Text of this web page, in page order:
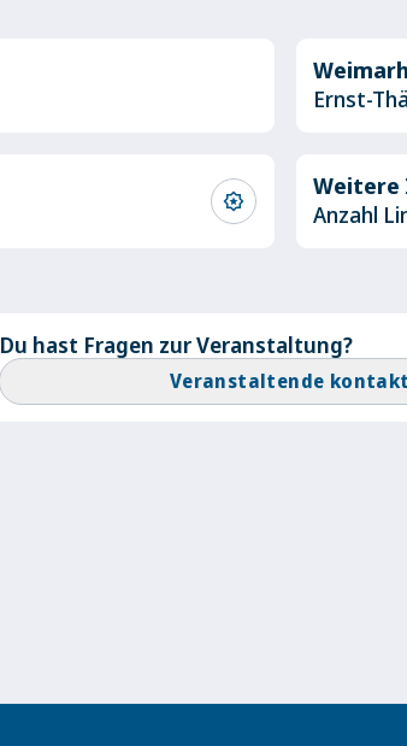
Ernst-
award_star
Weitere
Anzahl
Du hast Fragen zur Veranstaltung?
Veranstaltende